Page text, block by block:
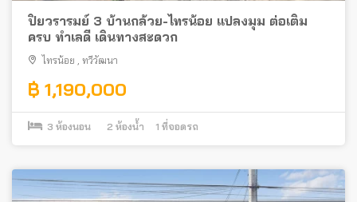
ปิยวรารมย์ 3 บ้านกล้วย-ไทรน้อย แปลงมุม ต่อเติม
ครบ ทำเลดี เดินทางสะดวก
ไทรน้อย , ทวีวัฒนา
฿ 1,190,000
3 ห้องนอน 2 ห้องน้ำ 1 ที่จอดรถ